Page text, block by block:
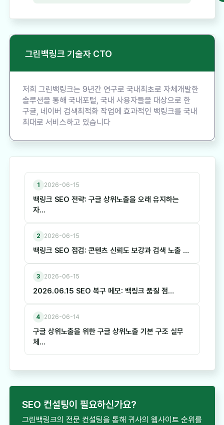
그린백링크 기술자 CTO
저희 그린백링크는 9년간 연구로 국내최초로 자체개발한
솔루션을 통해 국내포털, 국내 사용자들을 대상으로 한
구글, 네이버 검색최적화 작업에 효과적인 백링크를 국내
최대로 서비스하고 있습니다
1 2026-06-15
백링크 SEO 전략: 구글 상위노출을 오래 유지하는
자…
2 2026-06-15
백링크 SEO 점검: 콘텐츠 신뢰도 보강과 검색 노출 …
3 2026-06-15
2026.06.15 SEO 복구 메모: 백링크 품질 점…
4 2026-06-14
구글 상위노출을 위한 구글 상위노출 기본 구조 실무
체…
SEO 컨설팅이 필요하신가요?
그린백링크의 전문 컨설팅을 통해 귀사의 웹사이트 순위를